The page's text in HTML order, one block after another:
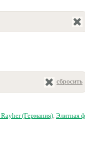
сбросить
(Германия), Элитная